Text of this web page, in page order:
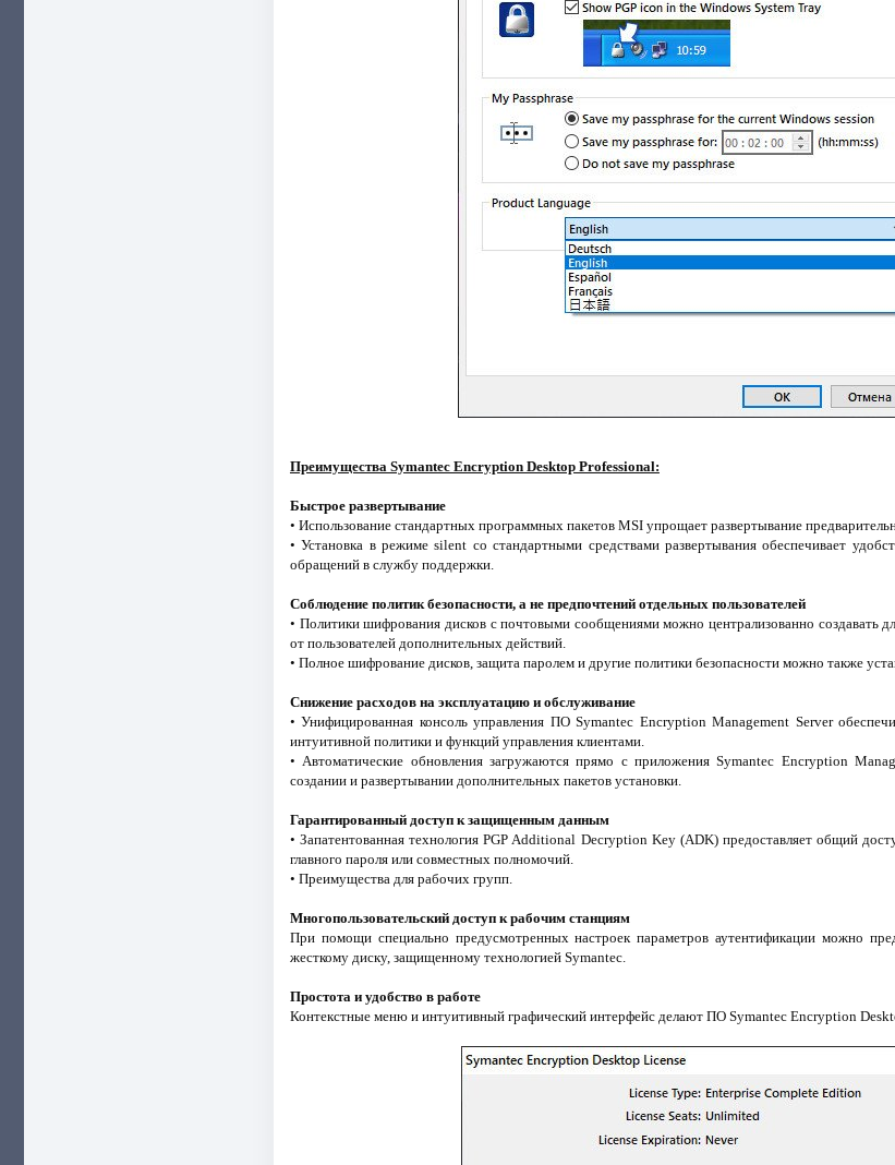
Преимущества Symantec Encryption Desktop Professional:
Быстрое развертывание
• Использование стандартных программных пакетов MSI упрощает развертывание
• Установка в режиме silent со стандартными средствами развертывания обеспечивает
обращений в службу поддержки.
Соблюдение политик безопасности, а не предпочтений отдельных пользователей
• Политики шифрования дисков с почтовыми сообщениями можно централизованно создавать
от пользователей дополнительных действий.
• Полное шифрование дисков, защита паролем и другие политики безопасности можно также
Снижение расходов на эксплуатацию и обслуживание
• Унифицированная консоль управления ПО Symantec Encryption Management Server
интуитивной политики и функций управления клиентами.
• Автоматические обновления загружаются прямо с приложения Symantec Encryption
создании и развертывании дополнительных пакетов установки.
Гарантированный доступ к защищенным данным
• Запатентованная технология PGP Additional Decryption Key (ADK) предоставляет общий
главного пароля или совместных полномочий.
• Преимущества для рабочих групп.
Многопользовательский доступ к рабочим станциям
При помощи специально предусмотренных настроек параметров аутентификации можно
жесткому диску, защищенному технологией Symantec.
Простота и удобство в работе
Контекстные меню и интуитивный графический интерфейс делают ПО Symantec Encryption